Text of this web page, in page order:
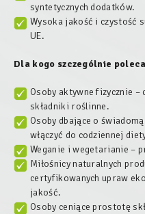
syntetycznych dodatków.
Wysoka jakość i czystość
UE.
Dla kogo szczególnie
Osoby aktywne fizycznie
składniki roślinne.
Osoby dbające o
włączyć do codziennej
Weganie i wegetarianie –
Miłośnicy naturalnych
certyfikowanych upraw
jakość.
Osoby ceniące prostotę